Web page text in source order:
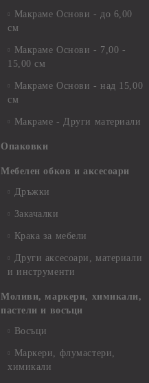
Макраме Основи - до 6,00
см
Макраме Основи - 7,00 -
15,00 см
Макраме Основи - над 15,00
см
Макраме - Други материали
Опаковки
Мебелен обков и аксесоари
Дръжки
Закачалки
Крака за мебели
Други аксесоари, материали
и инструменти
Моливи, маркери, химикали,
пастели и восъци
Восъци
Маркери, флумастери,
химикали